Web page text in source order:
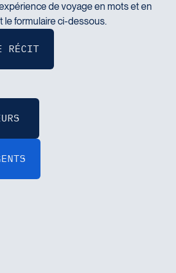
de voyage en mots et en
le formulaire ci-dessous.
sur les photographies et texte et
puissent être utilisées à
sur différentes plateformes (site
brochures, infolettre, etc.)